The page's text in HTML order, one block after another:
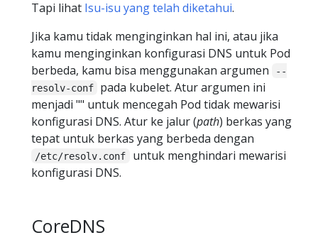
Tapi lihat Isu-isu yang telah diketahui.
Jika kamu tidak menginginkan hal ini, atau jika
kamu menginginkan konfigurasi DNS untuk Pod
berbeda, kamu bisa menggunakan argumen
--
resolv-conf
pada kubelet. Atur argumen ini
menjadi "" untuk mencegah Pod tidak mewarisi
konfigurasi DNS. Atur ke jalur (path) berkas yang
tepat untuk berkas yang berbeda dengan
/etc/resolv.conf
untuk menghindari mewarisi
konfigurasi DNS.
CoreDNS